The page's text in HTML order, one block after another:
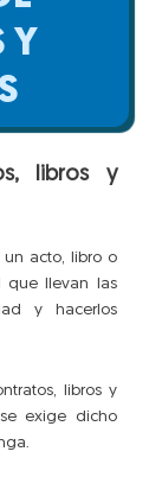
Y
libros y
acto, libro o
que llevan las
y hacerlos
libros y
se exige dicho